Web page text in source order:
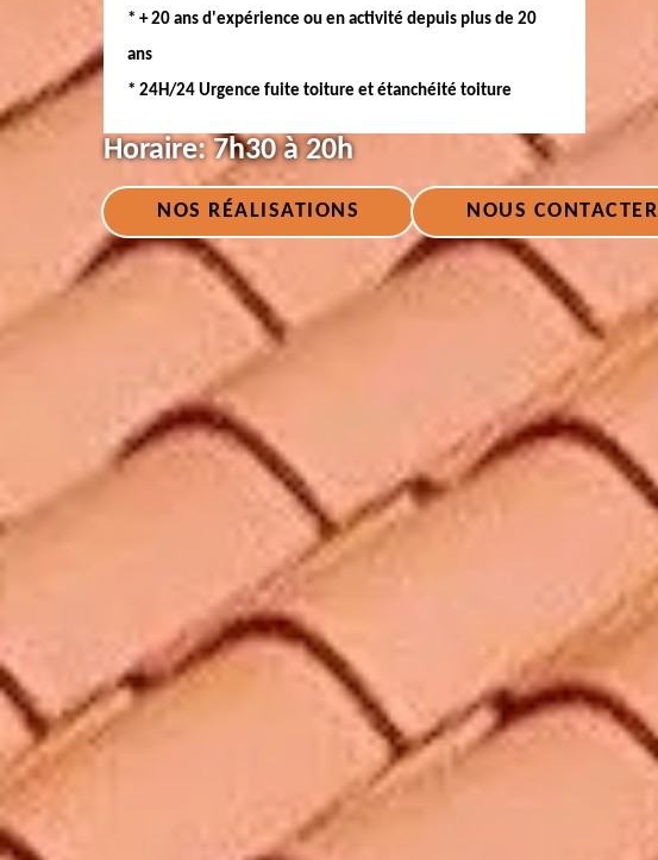
* + 20 ans d'expérience ou en activité depuis plus de 20
ans
* 24H/24 Urgence fuite toiture et étanchéité toiture
Horaire:7h30 à 20h
NOS RÉALISATIONS NOUS CONTACTER